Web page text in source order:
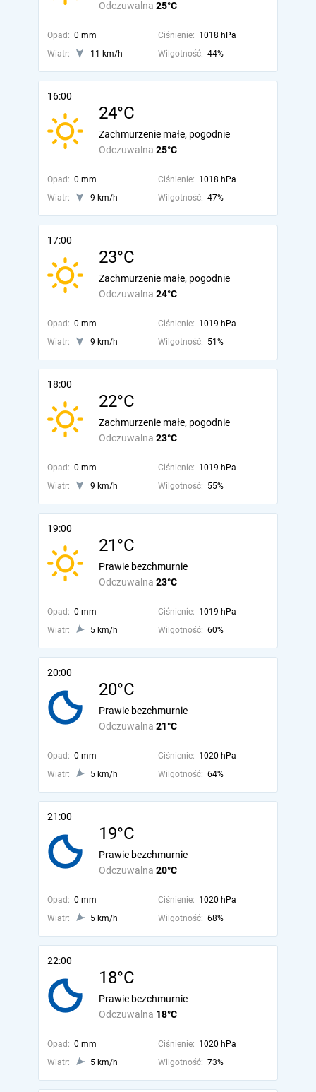
Odczuwalna 25°C
Opad: 0 mm Ciśnienie: 1018 hPa
Wiatr:
11 km/h Wilgotność: 44%
16:00
24°C
Odczuwalna 25°C
Zachmurzenie małe, pogodnie
Opad: 0 mm Ciśnienie: 1018 hPa
Wiatr:
9 km/h Wilgotność: 47%
17:00
23°C
Odczuwalna 24°C
Zachmurzenie małe, pogodnie
Opad: 0 mm Ciśnienie: 1019 hPa
Wiatr:
9 km/h Wilgotność: 51%
18:00
22°C
Odczuwalna 23°C
Zachmurzenie małe, pogodnie
Opad: 0 mm Ciśnienie: 1019 hPa
Wiatr:
9 km/h Wilgotność: 55%
19:00
21°C
Odczuwalna 23°C
Prawie bezchmurnie
Opad: 0 mm Ciśnienie: 1019 hPa
Wiatr:
5 km/h Wilgotność: 60%
20:00
20°C
Odczuwalna 21°C
Prawie bezchmurnie
Opad: 0 mm Ciśnienie: 1020 hPa
Wiatr:
5 km/h Wilgotność: 64%
21:00
19°C
Odczuwalna 20°C
Prawie bezchmurnie
Opad: 0 mm Ciśnienie: 1020 hPa
Wiatr:
5 km/h Wilgotność: 68%
22:00
18°C
Odczuwalna 18°C
Prawie bezchmurnie
Opad: 0 mm Ciśnienie: 1020 hPa
Wiatr:
5 km/h Wilgotność: 73%